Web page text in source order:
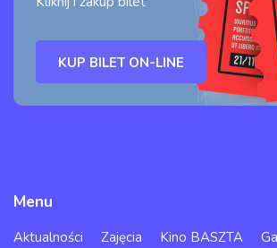
KUP BILET ON-LINE
Menu
Aktualności Zajęcia Kino BASZTA